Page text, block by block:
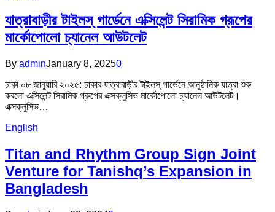
যাত্রাবাড়ীর টাইলস্ গার্ডেনে এক্সিলেন্ট সিরামিক গ্রূপের
মার্কোপোলো চ্যানেল আউটলেট
By adminJanuary 8, 20250
ঢাকা ০৮ জানুয়ারি ২০২৫: ঢাকার যাত্রাবাড়ীর টাইলস্ গার্ডেনে আনুষ্ঠানিক যাত্রা শুরু
করলো এক্সিলেন্ট সিরামিক গ্রুপের এক্সক্লুসিভ মার্কোপোলো চ্যানেল আউটলেট।
এক্সক্লুসিভ…
English
Titan and Rhythm Group Sign Joint
Venture for Tanishq’s Expansion in
Bangladesh